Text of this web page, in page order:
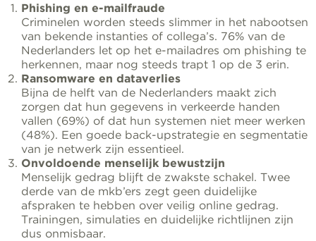
Phishing en e-mailfraude
Criminelen worden steeds slimmer in het nabootsen
van bekende instanties of collega’s. 76% van de
Nederlanders let op het e-mailadres om phishing te
herkennen, maar nog steeds trapt 1 op de 3 erin.
Ransomware en dataverlies
Bijna de helft van de Nederlanders maakt zich
zorgen dat hun gegevens in verkeerde handen
vallen (69%) of dat hun systemen niet meer werken
(48%). Een goede back-upstrategie en segmentatie
van je netwerk zijn essentieel.
Onvoldoende menselijk bewustzijn
Menselijk gedrag blijft de zwakste schakel. Twee
derde van de mkb’ers zegt geen duidelijke
afspraken te hebben over veilig online gedrag.
Trainingen, simulaties en duidelijke richtlijnen zijn
dus onmisbaar.